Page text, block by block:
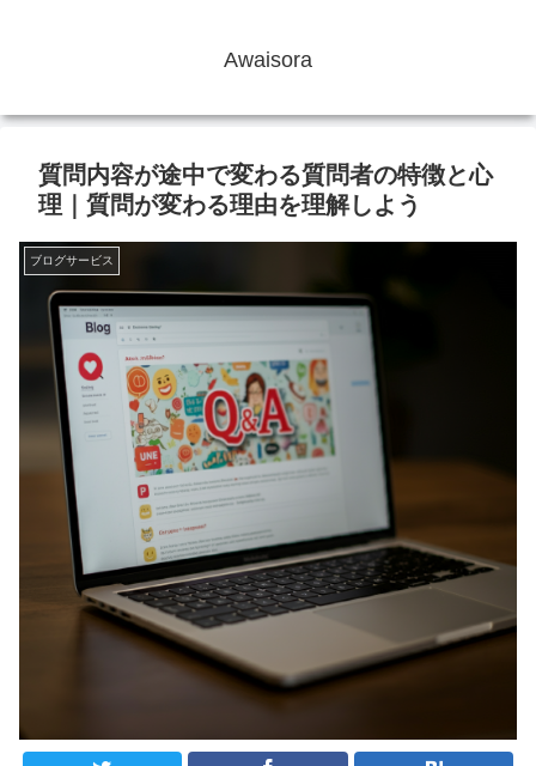
Awaisora
質問内容が途中で変わる質問者の特徴と心
理｜質問が変わる理由を理解しよう
ブログサービス